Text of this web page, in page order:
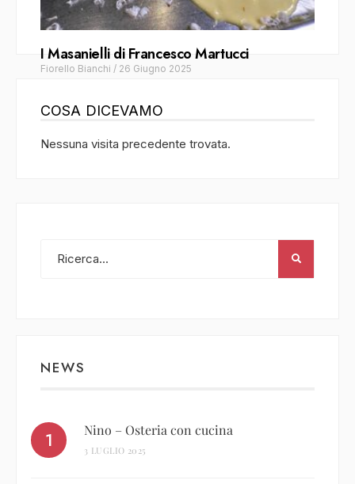
I Masanielli di Francesco Martucci
Fiorello Bianchi / 26 Giugno 2025
COSA DICEVAMO
Nessuna visita precedente trovata.
NEWS
Nino – Osteria con cucina
3 LUGLIO 2025